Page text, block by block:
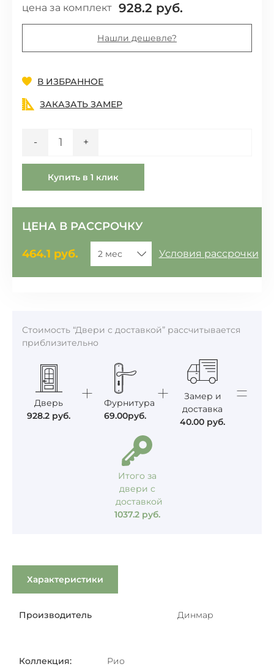
цена за комплект 928.2 руб.
Нашли дешевле?
Добавить
В ИЗБРАННОЕ
ЗАКАЗАТЬ ЗАМЕР
- +
Купить в 1 клик
ЦЕНА В РАССРОЧКУ
464.1 руб. Условия рассрочки
Стоимость “Двери с доставкой” рассчитывается
приблизительно
Дверь
928.2 руб.
Фурнитура
69.00руб.
Замер и
доставка
40.00 руб.
Итого за
двери с
доставкой
1037.2руб.
Характеристики
Производитель Динмар
Коллекция: Рио